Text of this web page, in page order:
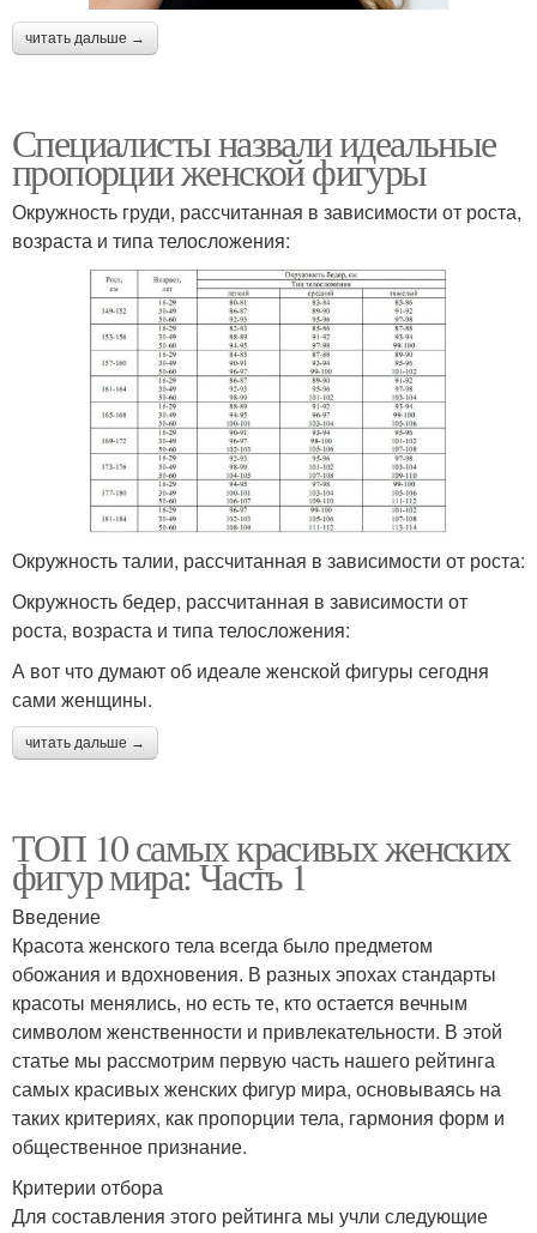
читать дальше →
Специалисты назвали идеальные
пропорции женской фигуры
Окружность груди, рассчитанная в зависимости от роста,
возраста и типа телосложения:
Окружность талии, рассчитанная в зависимости от роста:
Окружность бедер, рассчитанная в зависимости от
роста, возраста и типа телосложения:
А вот что думают об идеале женской фигуры сегодня
сами женщины.
читать дальше →
ТОП 10 самых красивых женских
фигур мира: Часть 1
Введение
Красота женского тела всегда было предметом
обожания и вдохновения. В разных эпохах стандарты
красоты менялись, но есть те, кто остается вечным
символом женственности и привлекательности. В этой
статье мы рассмотрим первую часть нашего рейтинга
самых красивых женских фигур мира, основываясь на
таких критериях, как пропорции тела, гармония форм и
общественное признание.
Критерии отбора
Для составления этого рейтинга мы учли следующие